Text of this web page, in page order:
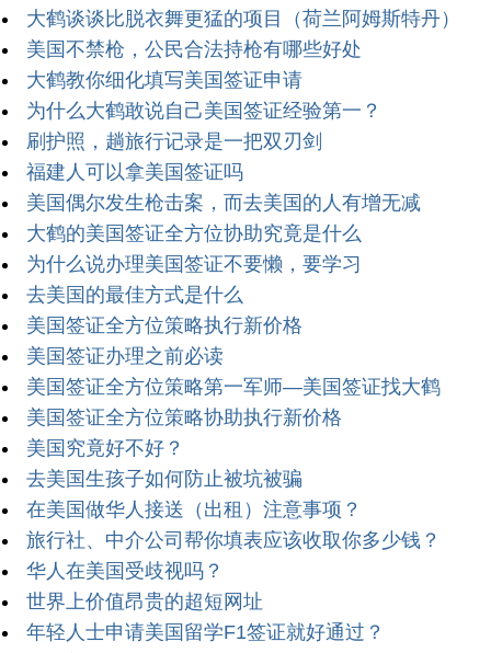
大鹤谈谈比脱衣舞更猛的项目（荷兰阿姆斯特丹）
美国不禁枪，公民合法持枪有哪些好处
大鹤教你细化填写美国签证申请
为什么大鹤敢说自己美国签证经验第一？
刷护照，趟旅行记录是一把双刃剑
福建人可以拿美国签证吗
美国偶尔发生枪击案，而去美国的人有增无减
大鹤的美国签证全方位协助究竟是什么
为什么说办理美国签证不要懒，要学习
去美国的最佳方式是什么
美国签证全方位策略执行新价格
美国签证办理之前必读
美国签证全方位策略第一军师—美国签证找大鹤
美国签证全方位策略协助执行新价格
美国究竟好不好？
去美国生孩子如何防止被坑被骗
在美国做华人接送（出租）注意事项？
旅行社、中介公司帮你填表应该收取你多少钱？
华人在美国受歧视吗？
世界上价值昂贵的超短网址
年轻人士申请美国留学F1签证就好通过？